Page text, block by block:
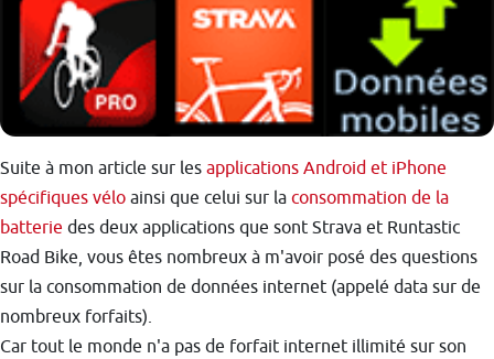
Suite à mon article sur les applications Android et iPhone
spécifiques vélo ainsi que celui sur la consommation de la
batterie des deux applications que sont Strava et Runtastic
Road Bike, vous êtes nombreux à m'avoir posé des questions
sur la consommation de données internet (appelé data sur de
nombreux forfaits).
Car tout le monde n'a pas de forfait internet illimité sur son